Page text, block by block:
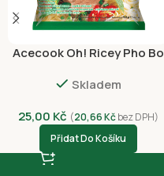
Acecook Oh! Ricey Pho Bo
Skladem
25,00 Kč (20,66Kčbez DPH)
Přidat Do Košíku